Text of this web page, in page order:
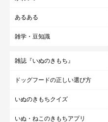
あるある
雑学・豆知識
雑誌『いぬのきもち』
ドッグフードの正しい選び方
いぬのきもちクイズ
いぬ・ねこのきもちアプリ